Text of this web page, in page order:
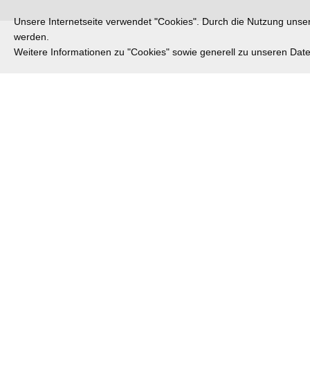
Unsere Internetseite verwendet "Cookies". Durch die Nutzung
werden.
Weitere Informationen zu "Cookies" sowie generell zu unseren